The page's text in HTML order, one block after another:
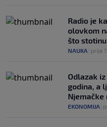
Radio je
olovkom
što
NAUKA prije
Odlazak
godina, a
Njemačke
EKONOMIJA